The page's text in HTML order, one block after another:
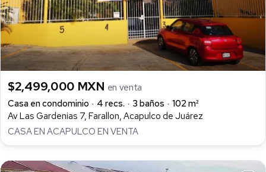
$2,499,000 MXN en venta
Casa en condominio
4 recs. 3 baños
102 m²
Av Las Gardenias 7, Farallon, Acapulco de Juárez
CASA EN ACAPULCO EN VENTA